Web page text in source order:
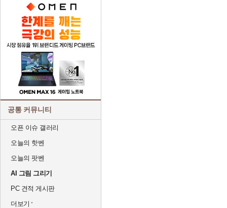
공통 커뮤니티
오픈 이슈 갤러리
오늘의 핫벤
오늘의 팟벤
AI 그림 그리기
PC 견적 게시판
더보기